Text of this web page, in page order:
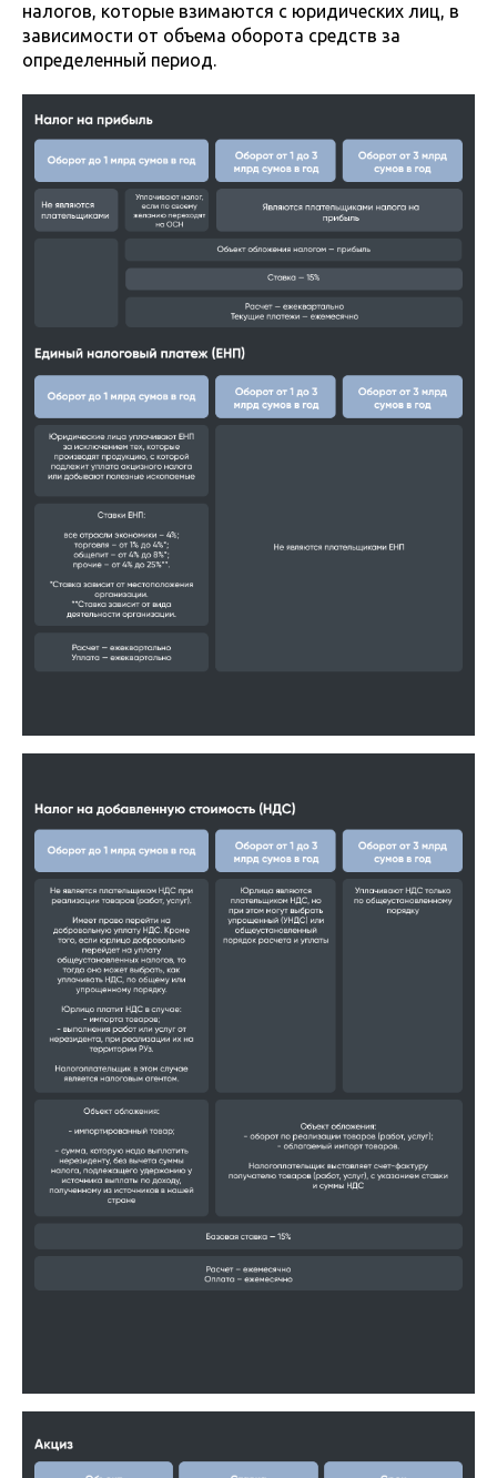
налогов, которые взимаются с юридических лиц, в
зависимости от объема оборота средств за
определенный период.